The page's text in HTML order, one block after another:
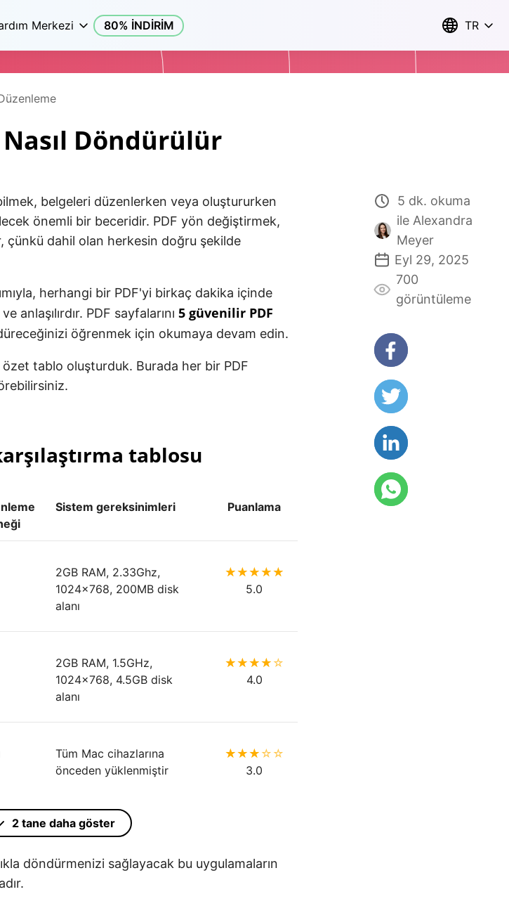
Merkezi 80% İNDİRİM TR
Nasıl Döndürülür
belgeleri düzenlerken veya oluştururken
önemli bir beceridir. PDF yön değiştirmek,
çünkü dahil olan herkesin doğru şekilde
herhangi bir PDF'yi birkaç dakika içinde
anlaşılırdır. PDF sayfalarını 5 güvenilir PDF
öğrenmek için okumaya devam edin.
özet tablo oluşturduk. Burada her bir PDF
tablosu
Sistem gereksinimleri Puanlama
2GB RAM, 2.33Ghz,
1024x768, 200MB disk
alanı
5.0
2GB RAM, 1.5GHz,
1024x768, 4.5GB disk
alanı
4.0
Tüm Mac cihazlarına
önceden yüklenmiştir
3.0
İnternet bağlantısı
2 tane daha göster
döndürmenizi sağlayacak bu uygulamaların
5 dk. okuma
ile Alexandra
Meyer
Eyl 29, 2025
700
görüntüleme